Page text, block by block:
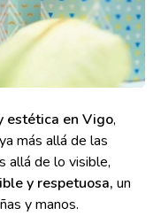
estética en Vigo,
más allá de las
allá de lo visible,
y respetuosa, un
y manos.